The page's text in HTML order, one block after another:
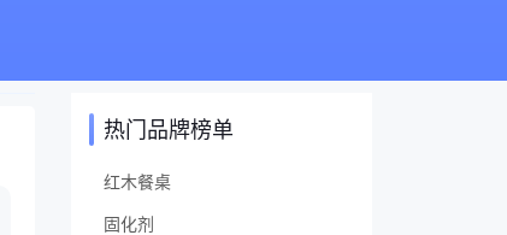
热门品牌榜单
红木餐桌
固化剂